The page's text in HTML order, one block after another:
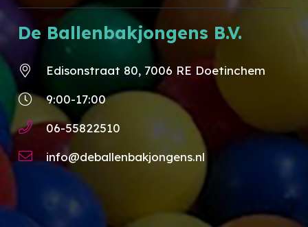
De Ballenbakjongens B.V.
Edisonstraat 80, 7006 RE Doetinchem
9:00-17:00
06-55822510
info@deballenbakjongens.nl